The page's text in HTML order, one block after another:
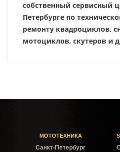
собственный сервисный
Петербурге по
ремонту квадроциклов,
мотоциклов, скутеров и
МОТОТЕХНИКА
Cанкт-Петербург